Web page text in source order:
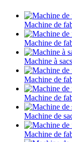
Machine de
Machine de
Machine à
Machine de
Machine de
Machine de
Machine de